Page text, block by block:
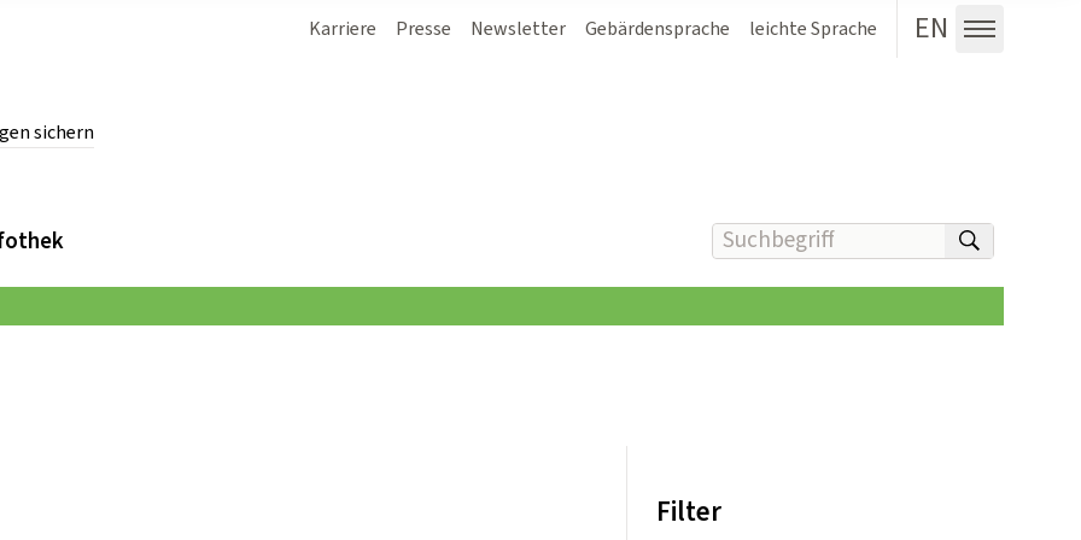
sichern
Karriere Presse Newsletter Gebärdensprache leichte Sprache EN
Menü
Suchbegriff(e) eingeben
Filter